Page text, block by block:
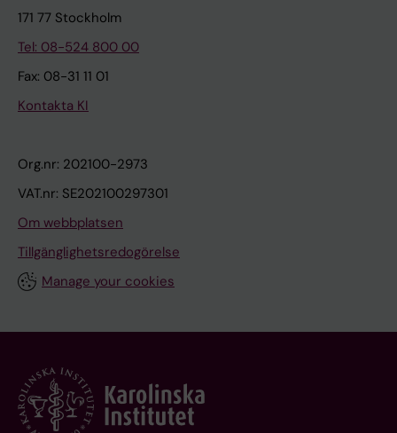
171 77 Stockholm
Tel: 08-524 800 00
Fax: 08-31 11 01
Kontakta KI
Org.nr: 202100-2973
VAT.nr: SE202100297301
Om webbplatsen
Tillgänglighetsredogörelse
Manage your cookies